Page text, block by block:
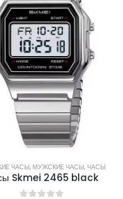
ЧАСЫ,МУЖСКИЕ ЧАСЫ,ЧАСЫ
Skmei 2465 black